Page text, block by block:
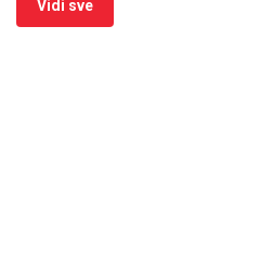
Vidi sve